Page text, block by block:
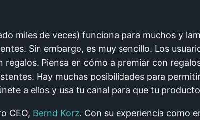
miles de veces) funciona para muchos y
Sin embargo, es muy sencillo. Los
Piensa en cómo a premiar con
Hay muchas posibilidades para
a ellos y usa tu canal para que tu
CEO, Bernd Korz. Con su experiencia como